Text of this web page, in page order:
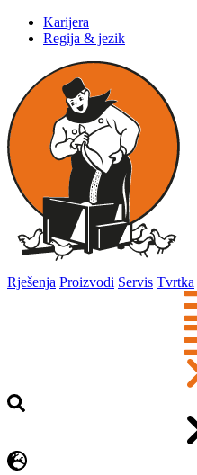
Karijera
Regija & jezik
Rješenja Proizvodi Servis Tvrtka